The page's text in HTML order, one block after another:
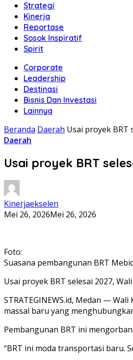
Strategi
Kinerja
Reportase
Sosok Inspiratif
Spirit
Corporate
Leadership
Destinasi
Bisnis Dan Investasi
Lainnya
Beranda Daerah Usai proyek BRT
Daerah
Usai proyek BRT
Kinerjaekselen
Mei 26, 2026Mei 26, 2026
Foto:
Suasana pembangunan BRT
Usai proyek BRT selesai 2027,
STRATEGINEWS.id, Medan —
massal baru yang
Pembangunan BRT ini
“BRT ini moda transportasi baru.